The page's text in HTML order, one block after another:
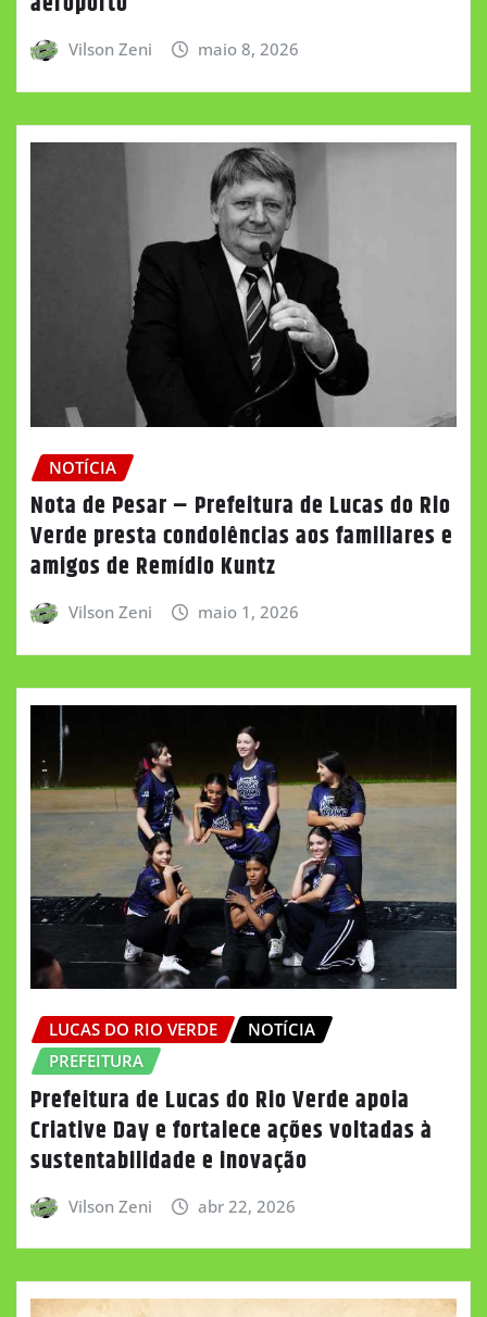
Vilson Zeni maio 8, 2026
NOTÍCIA
Nota de Pesar – Prefeitura de Lucas do Rio
Verde presta condolências aos familiares e
amigos de Remídio Kuntz
Vilson Zeni maio 1, 2026
LUCAS DO RIO VERDE
NOTÍCIA
PREFEITURA
Prefeitura de Lucas do Rio Verde apoia
Criative Day e fortalece ações voltadas à
sustentabilidade e inovação
Vilson Zeni abr 22, 2026